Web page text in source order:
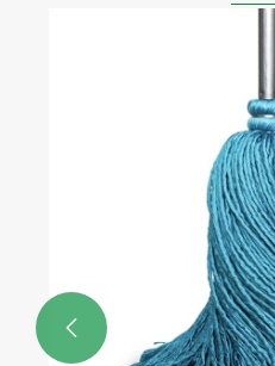
Únase a nosotros
de China en
